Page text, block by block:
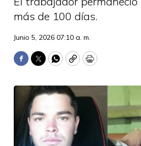
más de 100 días.
Junio 5, 2026 07:10 a. m.
Facebook
TwitterWhatsApp
CopyPrint